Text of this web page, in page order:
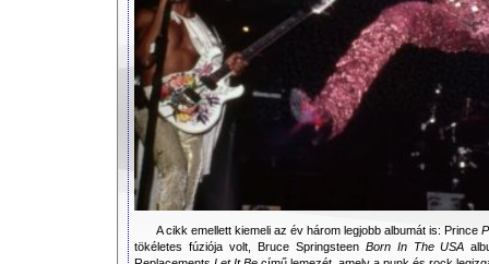
A cikk emellett kiemeli az év három legjobb albumát is: Prince
tökéletes fúziója volt, Bruce Springsteen Born In The USA